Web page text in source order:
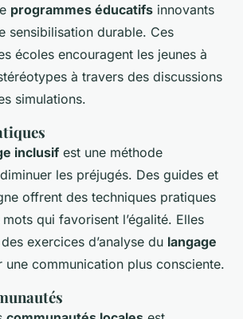
programmes éducatifs innovants
sensibilisation durable. Ces
écoles encouragent les jeunes à
à travers des discussions
simulations.
inclusif est une méthode
les préjugés. Des guides et
offrent des techniques pratiques
qui favorisent l’égalité. Elles
exercices d’analyse du langage
une communication plus consciente.